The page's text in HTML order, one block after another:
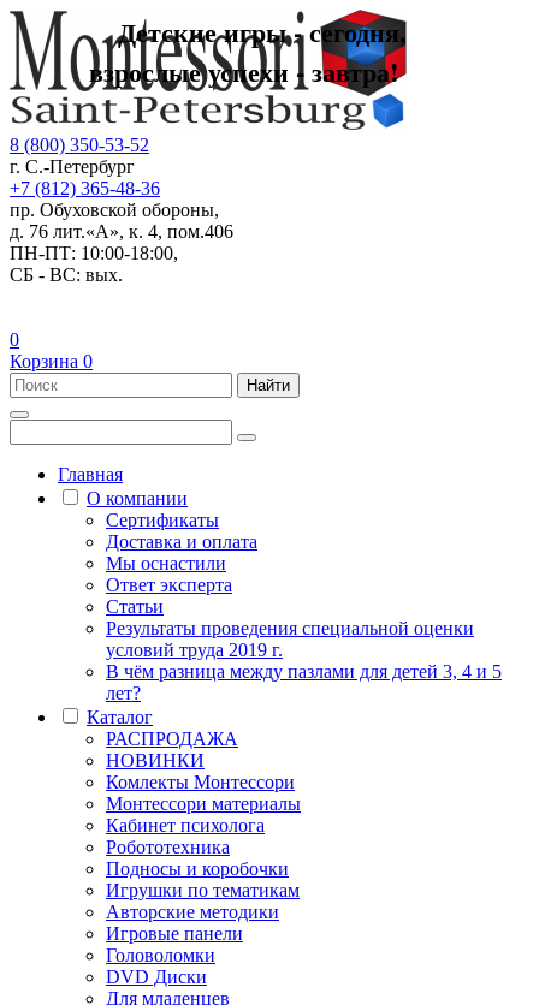
8 (800) 350-53-52
г. С.-Петербург
+7 (812) 365-48-36
пр. Обуховской обороны,
д. 76 лит.«А», к. 4, пом.406
ПН-ПТ: 10:00-18:00,
СБ - ВС: вых.
Детские игры - сегодня,
взрослые успехи - завтра!
0
Корзина 0
Найти
Главная
О компании
Сертификаты
Доставка и оплата
Мы оснастили
Ответ эксперта
Статьи
Результаты проведения специальной оценки
условий труда 2019 г.
В чём разница между пазлами для детей 3, 4 и 5
лет?
Каталог
РАСПРОДАЖА
НОВИНКИ
Комлекты Монтессори
Монтессори материалы
Кабинет психолога
Робототехника
Подносы и коробочки
Игрушки по тематикам
Авторские методики
Игровые панели
Головоломки
DVD Диски
Для младенцев